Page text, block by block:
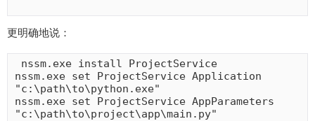
更明确地说：
nssm.exe set ProjectService Application
"c:\path\to\python.exe"
nssm.exe set ProjectService AppParameters
"c:\path\to\project\app\main.py"